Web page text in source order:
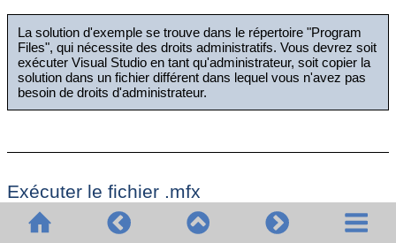
La solution d'exemple se trouve dans le répertoire "Program
Files", qui nécessite des droits administratifs. Vous devrez soit
exécuter Visual Studio en tant qu'administrateur, soit copier la
solution dans un fichier différent dans lequel vous n'avez pas
besoin de droits d'administrateur.
Exécuter le fichier .mfx
Le code ci-dessous exécute trois fichiers d'exécution de serveur
(.mfx). La table ci-dessous recense les fichiers d'entrée attendus